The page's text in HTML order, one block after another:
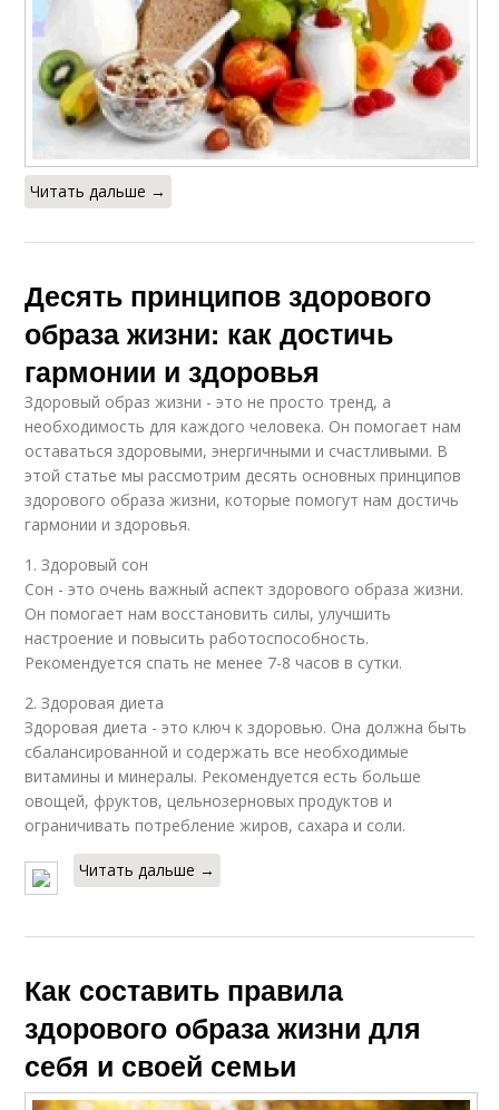
Читать дальше →
Десять принципов здорового
образа жизни: как достичь
гармонии и здоровья
Здоровый образ жизни - это не просто тренд, а
необходимость для каждого человека. Он помогает нам
оставаться здоровыми, энергичными и счастливыми. В
этой статье мы рассмотрим десять основных принципов
здорового образа жизни, которые помогут нам достичь
гармонии и здоровья.
1. Здоровый сон
Сон - это очень важный аспект здорового образа жизни.
Он помогает нам восстановить силы, улучшить
настроение и повысить работоспособность.
Рекомендуется спать не менее 7-8 часов в сутки.
2. Здоровая диета
Здоровая диета - это ключ к здоровью. Она должна быть
сбалансированной и содержать все необходимые
витамины и минералы. Рекомендуется есть больше
овощей, фруктов, цельнозерновых продуктов и
ограничивать потребление жиров, сахара и соли.
Читать дальше →
Как составить правила
здорового образа жизни для
себя и своей семьи